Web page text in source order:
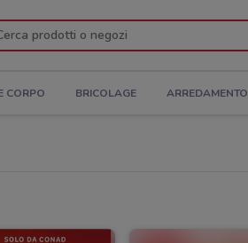
CORPO BRICOLAGE ARREDAMENTO